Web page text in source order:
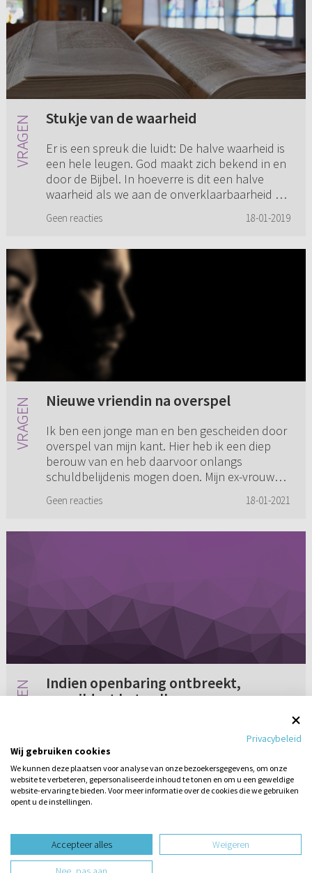
Stukje van de waarheid
Er is een spreuk die luidt: De halve waarheid is
een hele leugen. God maakt zich bekend in en
door de Bijbel. In hoeverre is dit een halve
waarheid als we aan de onverklaarbaarheid en
Geen reacties 18-01-2019
Nieuwe vriendin na overspel
Ik ben een jonge man en ben gescheiden door
overspel van mijn kant. Hier heb ik een diep
berouw van en heb daarvoor onlangs
schuldbelijdenis mogen doen. Mijn ex-vrouw
Geen reacties 18-01-2021
Indien openbaring ontbreekt,
verwildert het volk
verklaring van Spreuken 29:18 "Indien
openbaring ontbreekt, verwildert het volk,
maar heil hem die de wet bewaart".
Geen reacties 18-01-2004
design website door
website-ontwikkeling door
een vraag
Privacybeleid
Wij gebruiken cookies
We kunnen deze plaatsen voor analyse van onze bezoekersgegevens, om onze
website te verbeteren, gepersonaliseerde inhoud te tonen en om u een geweldige
website-ervaring te bieden. Voor meer informatie over de cookies die we gebruiken
opent u de instellingen.
Accepteer alles Weigeren